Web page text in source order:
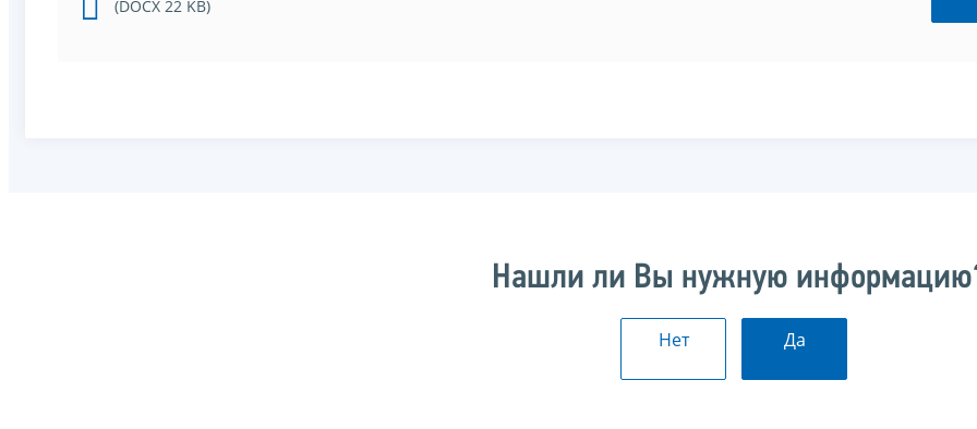
(DOCX 22 KB)
Нашли ли Вы нужную
Нет Да